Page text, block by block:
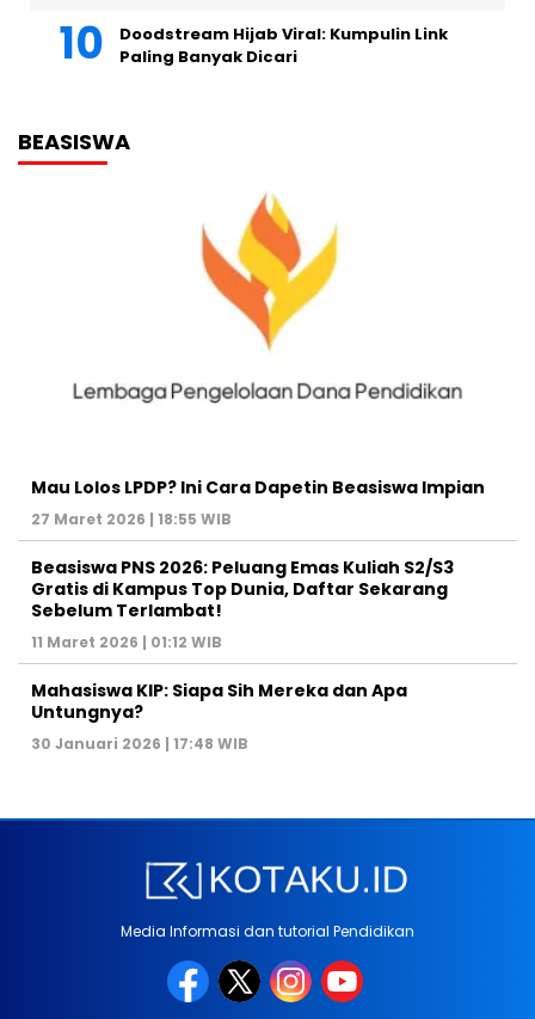
Doodstream Hijab Viral: Kumpulin Link
Paling Banyak Dicari
BEASISWA
Mau Lolos LPDP? Ini Cara Dapetin Beasiswa Impian
27 Maret 2026 | 18:55 WIB
Beasiswa PNS 2026: Peluang Emas Kuliah S2/S3
Gratis di Kampus Top Dunia, Daftar Sekarang
Sebelum Terlambat!
11 Maret 2026 | 01:12 WIB
Mahasiswa KIP: Siapa Sih Mereka dan Apa
Untungnya?
30 Januari 2026 | 17:48 WIB
Media Informasi dan tutorial Pendidikan